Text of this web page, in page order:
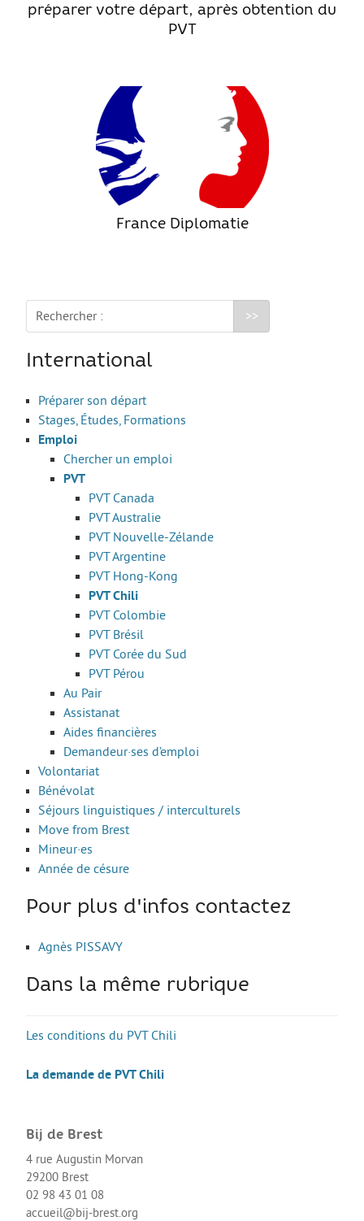
préparer votre départ, après obtention du
PVT
France Diplomatie
Rechercher :
International
Préparer son départ
Stages, Études, Formations
Emploi
Chercher un emploi
PVT
PVT Canada
PVT Australie
PVT Nouvelle-Zélande
PVT Argentine
PVT Hong-Kong
PVT Chili
PVT Colombie
PVT Brésil
PVT Corée du Sud
PVT Pérou
Au Pair
Assistanat
Aides financières
Demandeur·ses d’emploi
Volontariat
Bénévolat
Séjours linguistiques / interculturels
Move from Brest
Mineur·es
Année de césure
Pour plus d'infos contactez
Agnès PISSAVY
Dans la même rubrique
Les conditions du PVT Chili
La demande de PVT Chili
Bij de Brest
4 rue Augustin Morvan
29200 Brest
02 98 43 01 08
accueil@bij-brest.org